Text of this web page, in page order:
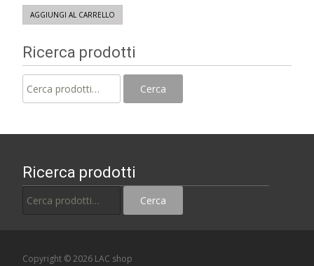
AGGIUNGI AL CARRELLO
Ricerca prodotti
Cerca
Ricerca prodotti
Cerca
Copyright © 2026 LAC shop